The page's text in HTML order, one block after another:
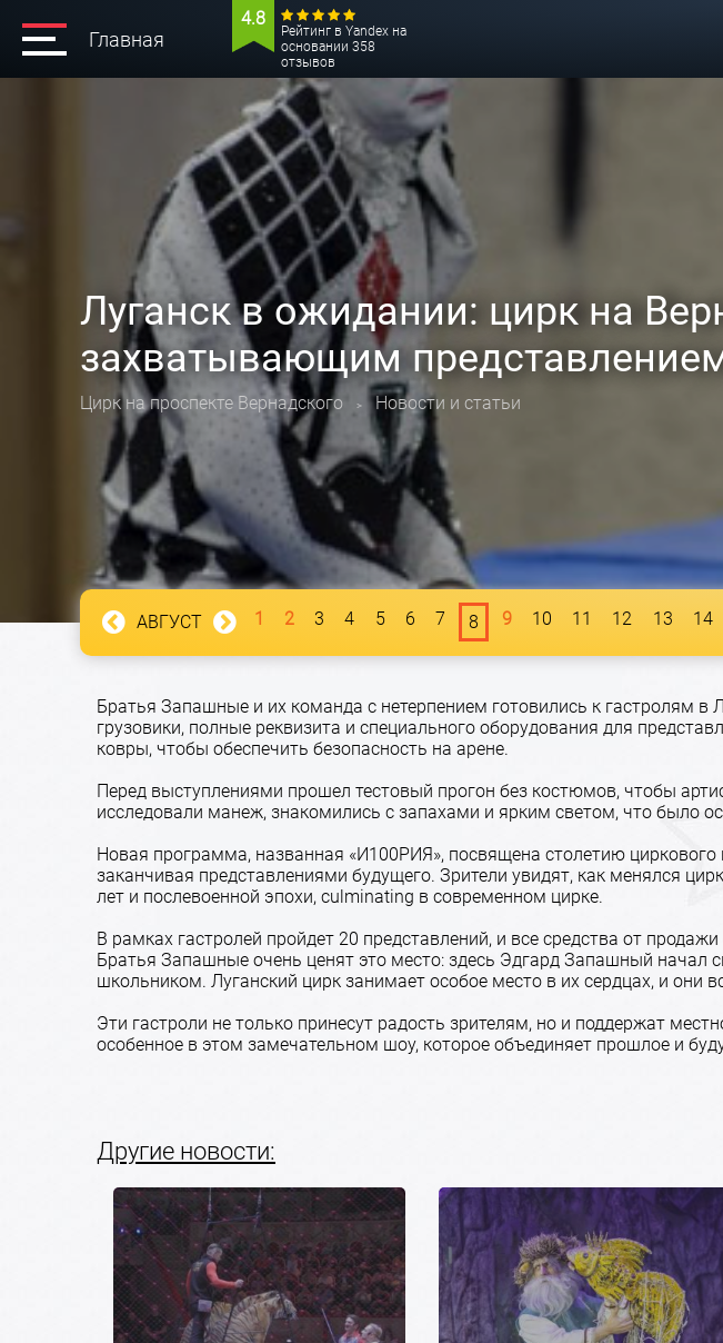
Главная
4.8
Рейтинг в Yandex на
основании 358
отзывов
Луганск в ожидании: цирк на
захватывающим
Цирк на проспекте Вернадского > Новости и статьи
АВГУСТ 1 2 3 4 5 6 7 8 9 10 11 12 13 14
Братья Запашные и их команда с нетерпением готовились к гастролям в
грузовики, полные реквизита и специального оборудования для
ковры, чтобы обеспечить безопасность на арене.
Перед выступлениями прошел тестовый прогон без костюмов, чтобы
исследовали манеж, знакомились с запахами и ярким светом, что было
Новая программа, названная «И100РИЯ», посвящена столетию
заканчивая представлениями будущего. Зрители увидят, как менялся
лет и послевоенной эпохи, culminating в современном цирке.
В рамках гастролей пройдет 20 представлений, и все средства от
Братья Запашные очень ценят это место: здесь Эдгард Запашный
школьником. Луганский цирк занимает особое место в их сердцах, и они
Эти гастроли не только принесут радость зрителям, но и поддержат
особенное в этом замечательном шоу, которое объединяет прошлое и
Другие новости: